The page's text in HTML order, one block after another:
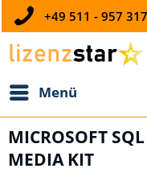
+49 511 - 957
Menü
MICROSOFT
MEDIA KIT